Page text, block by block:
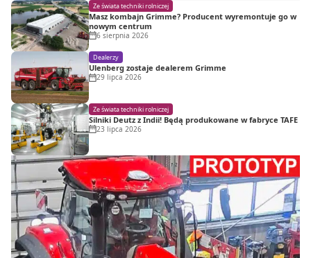
Ze świata techniki rolniczej
Masz kombajn Grimme? Producent wyremontuje go w
nowym centrum
6 sierpnia 2026
Dealerzy
Ulenberg zostaje dealerem Grimme
29 lipca 2026
Ze świata techniki rolniczej
Silniki Deutz z Indii! Będą produkowane w fabryce TAFE
23 lipca 2026